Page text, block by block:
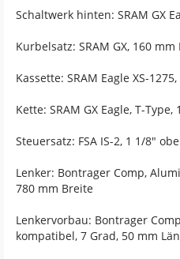
Schaltwerk hinten: SRAM GX
Kurbelsatz: SRAM GX, 160
Kassette: SRAM Eagle XS-
Kette: SRAM GX Eagle, T-Type,
Steuersatz: FSA IS-2, 1 1/8"
Lenker: Bontrager Comp,
780 mm Breite
Lenkervorbau: Bontrager
kompatibel, 7 Grad, 50 mm